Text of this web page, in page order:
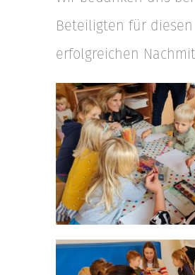
Beteiligten für
erfolgreichen